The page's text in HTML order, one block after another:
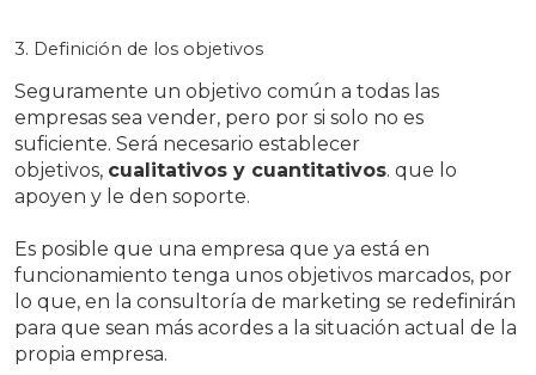
3. Definición de los objetivos
Seguramente un objetivo común a todas las
empresas sea vender, pero por si solo no es
suficiente. Será necesario establecer
objetivos, cualitativos y cuantitativos. que lo
apoyen y le den soporte.
Es posible que una empresa que ya está en
funcionamiento tenga unos objetivos marcados, por
lo que, en la consultoría de marketing se redefinirán
para que sean más acordes a la situación actual de la
propia empresa.